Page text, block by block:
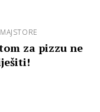
za pizzu ne